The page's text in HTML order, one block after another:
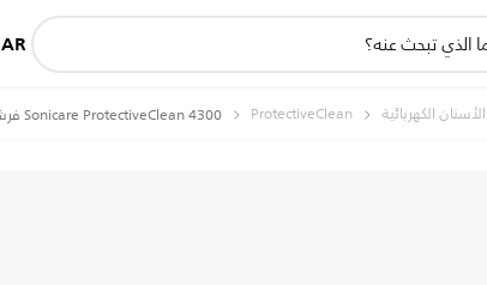
المنتجات AR
الكهربائية ProtectiveClean Sonicare ProtectiveClean 4300 فرشاة كهربائية بتقنية الاهتزازات الصوتية